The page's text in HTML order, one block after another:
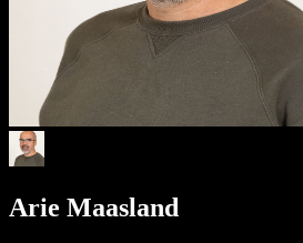
Arie Maasland